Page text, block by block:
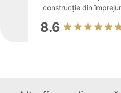
construcție din
8.6